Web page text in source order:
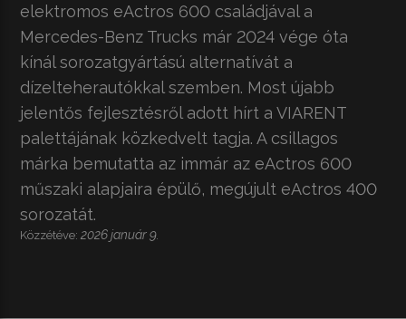
elektromos eActros 600 családjával a
Mercedes-Benz Trucks már 2024 vége óta
kínál sorozatgyártású alternatívát a
dízelteherautókkal szemben. Most újabb
jelentős fejlesztésről adott hírt a VIARENT
palettájának közkedvelt tagja. A csillagos
márka bemutatta az immár az eActros 600
műszaki alapjaira épülő, megújult eActros 400
sorozatát.
Közzétéve:2026 január 9.